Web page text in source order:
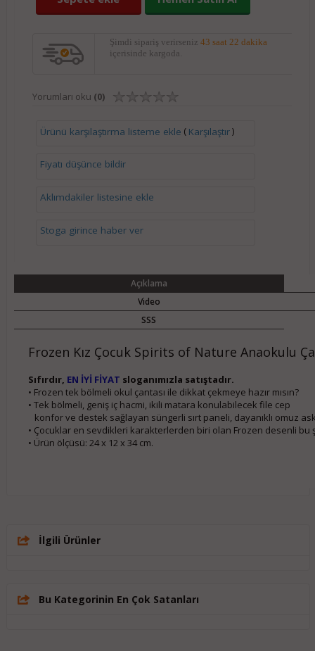
Şimdi sipariş verirseniz 43 saat 22 dakika
içerisinde kargoda.
Yorumları oku (0)
Ürünü karşılaştırma listeme ekle ( Karşılaştır)
Fiyatı düşünce bildir
Aklımdakiler listesine ekle
Stoga girince haber ver
Açıklama
Video
SSS
Frozen Kız Çocuk Spirits of Nature Anaokulu
Sıfırdır, EN İYİ FİYAT sloganımızla satıştadır.
• Frozen tek bölmeli okul çantası ile dikkat çekmeye hazır mısın?
• Tek bölmeli, geniş iç hacmi, ikili matara konulabilecek file cep
konfor ve destek sağlayan süngerli sırt paneli, dayanıklı omuz
• Çocuklar en sevdikleri karakterlerden biri olan Frozen desenli bu
• Ürün ölçüsü: 24 x 12 x 34 cm.
İlgili Ürünler
Bu Kategorinin En Çok Satanları